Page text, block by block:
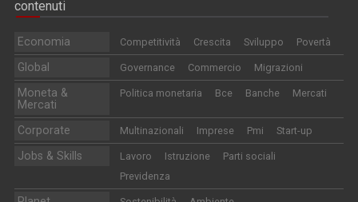
contenuti
Economia Competitività Crescita Sviluppo Povertà
Global Governance Commercio Migrazioni
Moneta &
Mercati
Politica monetaria Bce Banche Mercati
Corporate Multinazionali Imprese Pmi Start-up
Jobs & Skills Lavoro Istruzione
Parti sociali
Previdenza